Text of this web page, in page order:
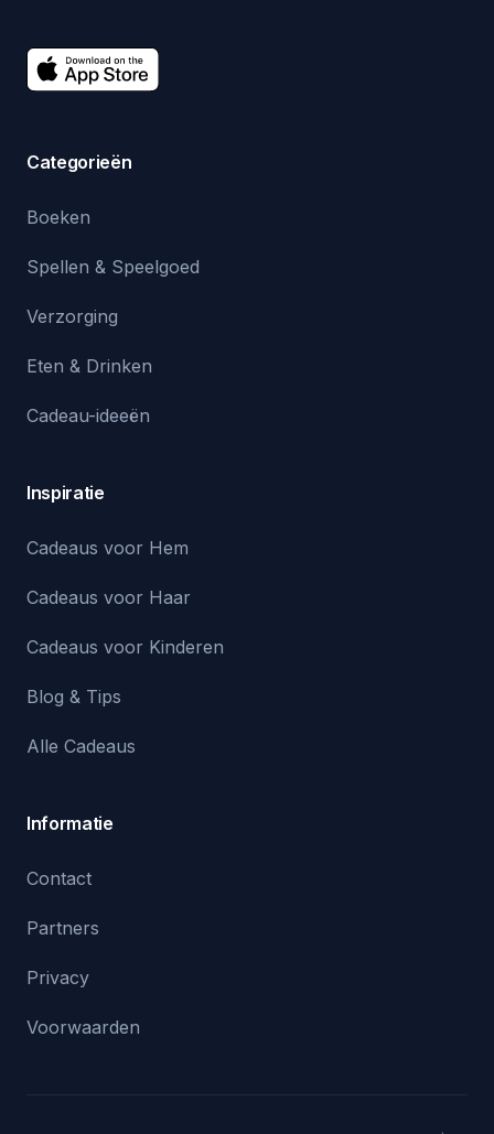
Categorieën
Boeken
Spellen & Speelgoed
Verzorging
Eten & Drinken
Cadeau-ideeën
Inspiratie
Cadeaus voor Hem
Cadeaus voor Haar
Cadeaus voor Kinderen
Blog & Tips
Alle Cadeaus
Informatie
Contact
Partners
Privacy
Voorwaarden